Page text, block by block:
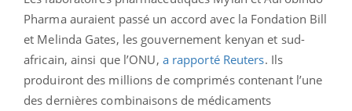
Pharma auraient passé un accord avec la Fondation Bill
et Melinda Gates, les gouvernement kenyan et sud-
africain, ainsi que l’ONU, a rapporté Reuters. Ils
produiront des millions de comprimés contenant l’une
des dernières combinaisons de médicaments